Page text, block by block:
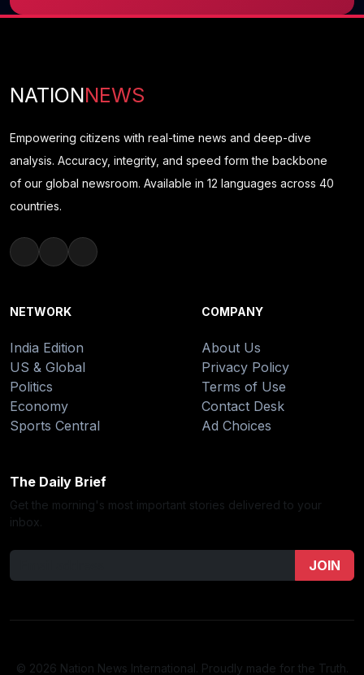
NATIONNEWS
Empowering citizens with real-time news and deep-dive
analysis. Accuracy, integrity, and speed form the backbone
of our global newsroom. Available in 12 languages across 40
countries.
NETWORK
India Edition
US & Global
Politics
Economy
Sports Central
COMPANY
About Us
Privacy Policy
Terms of Use
Contact Desk
Ad Choices
The Daily Brief
Get the morning's most important stories delivered to your
inbox.
JOIN
© 2026 Nation News International. Proudly made for the Truth.